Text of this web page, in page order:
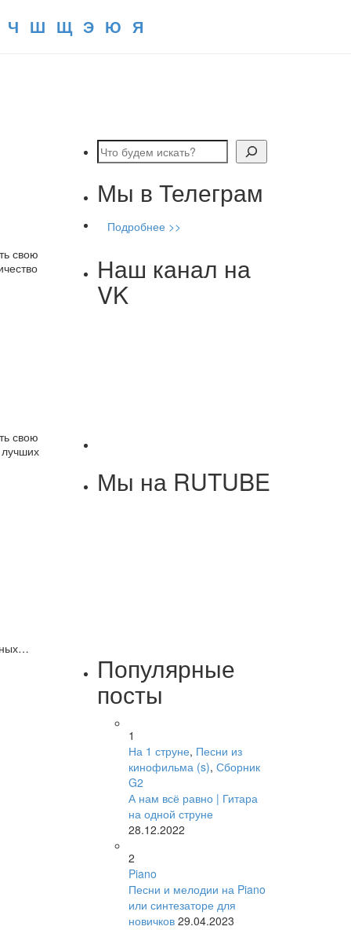
Ч Ш Щ Э Ю Я
свою
свою
Поиск
Мы в Телеграм
Подробнее >>
Наш канал на
VK
Мы на RUTUBE
Популярные
посты
1
На 1 струне, Песни из
кинофильма (s), Сборник
G2
А нам всё равно | Гитара
на одной струне
28.12.2022
2
Piano
Песни и мелодии на Piano
или синтезаторе для
новичков 29.04.2023